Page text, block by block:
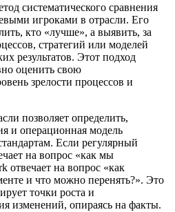
систематического сравнения
игроками в отрасли. Его
кто «лучше», а выявить, за
стратегий или моделей
результатов. Этот подход
оценить свою
зрелости процессов и
позволяет определить,
и операционная модель
Если регулярный
на вопрос «как мы
отвечает на вопрос «как
и что можно перенять?». Это
точки роста и
изменений, опираясь на факты.